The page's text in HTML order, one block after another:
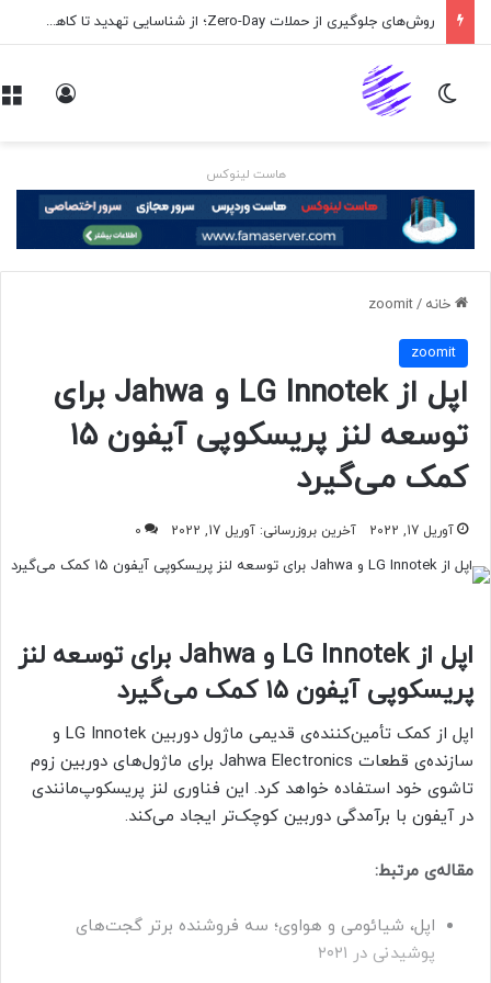
روش‌های جلوگیری از حملات Zero-Day؛ از شناسایی تهدید تا کاهش ریسک
تغییر پوسته
هاست لینوکس
خانه /
zoomit
zoomit
اپل از LG Innotek و Jahwa برای
توسعه لنز پریسکوپی آیفون ۱۵
کمک می‌گیرد
آوریل 17, 2022 آخرین بروزرسانی: آوریل 17, 2022 0
اپل از LG Innotek و Jahwa برای توسعه لنز
پریسکوپی آیفون ۱۵ کمک می‌گیرد
اپل از کمک تأمین‌کننده‌ی قدیمی ماژول دوربین LG Innotek و
سازنده‌ی قطعات Jahwa Electronics برای ماژول‌های دوربین زوم
تاشوی خود استفاده خواهد کرد. این فناوری لنز پریسکوپ‌مانندی
در آیفون با برآمدگی دوربین کوچک‌تر ایجاد می‌کند.
مقاله‌ی مرتبط:
اپل، شیائومی و هواوی؛ سه فروشنده برتر گجت‌های
پوشیدنی در ۲۰۲۱